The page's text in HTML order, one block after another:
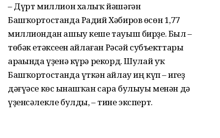
– Дүрт миллион халыҡ йәшәгән
Башҡортостанда Радий Хәбиров өсөн 1,77
миллиондан ашыу кеше тауыш бирҙе. Был –
төбәк етәксеһен һайлаған Рәсәй субъекттары
араһында үҙенә күрә рекорд. Шулай уҡ
Башҡортостанда үткән һайлау иң күп – һигеҙ
дәғүәсе көс һынашҡан сара булыуы менән дә
үҙенсәлекле булды, – тине эксперт.